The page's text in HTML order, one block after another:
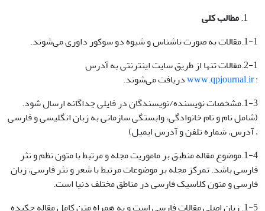
مطالب کلی
1-1.مقالات به صورت ناشناس و شیوه دو سوکور داوری می‌شوند.
2-1.مقالات تنها از طریق سایت اینترنتی به آدرس
:
www.qpjournal.irدریافت می‌شوند.
1-3.مشخصات نویسنده/نویسندگان در فایلی جداگانه ارسال شود.
(شامل نام و نام خانوادگی، وابستگی سازمانی به زبان انگلیسی و فارسی
، آدرس، شماره تلفن و آدرس ایمیل)
1-4.موضوع مقاله منطبق بر ماموریت مجله و مرتبط با متون نظم و نثر
فارسی باشد. تمرکز مجله بر موضوعات مرتبط با شعر و نثر فارسی، زبان
فارسی و متون کلاسیک فارسی در مناطق مختلف دنیا است.
1-5. زبان اصلی مقالات فارسی است و به همراه متن کامل مقاله چکیده